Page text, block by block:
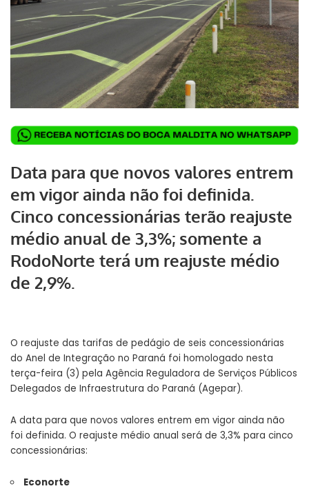
Data para que novos valores entrem
em vigor ainda não foi definida.
Cinco concessionárias terão reajuste
médio anual de 3,3%; somente a
RodoNorte terá um reajuste médio
de 2,9%.
O reajuste das tarifas de pedágio de seis concessionárias
do Anel de Integração no Paraná foi homologado nesta
terça-feira (3) pela Agência Reguladora de Serviços Públicos
Delegados de Infraestrutura do Paraná (Agepar).
A data para que novos valores entrem em vigor ainda não
foi definida. O reajuste médio anual será de 3,3% para cinco
concessionárias:
Econorte